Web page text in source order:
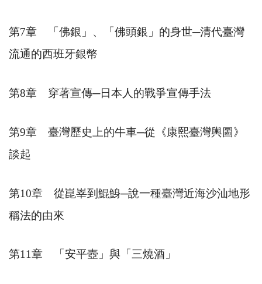
第7章 「佛銀」、「佛頭銀」的身世─清代臺灣
流通的西班牙銀幣
第8章 穿著宣傳─日本人的戰爭宣傳手法
第9章 臺灣歷史上的牛車─從《康熙臺灣輿圖》
談起
第10章 從崑峷到鯤鯓─說一種臺灣近海沙汕地形
稱法的由來
第11章 「安平壺」與「三燒酒」